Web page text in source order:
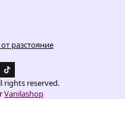
разстояние
rights reserved.
Vanilashop